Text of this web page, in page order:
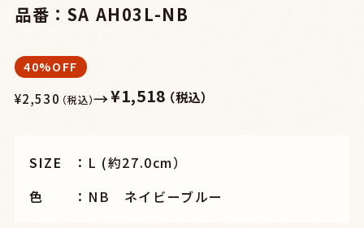
品番：SA AH03L-NB
40%OFF
¥2,530 （税込）→¥1,518 （税込）
SIZE
L (約27.0cm）
色
NB ネイビーブルー